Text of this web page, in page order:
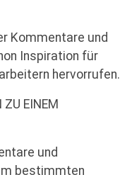
Kommentare und
Inspiration für
hervorrufen.
ZU EINEM
und
bestimmten